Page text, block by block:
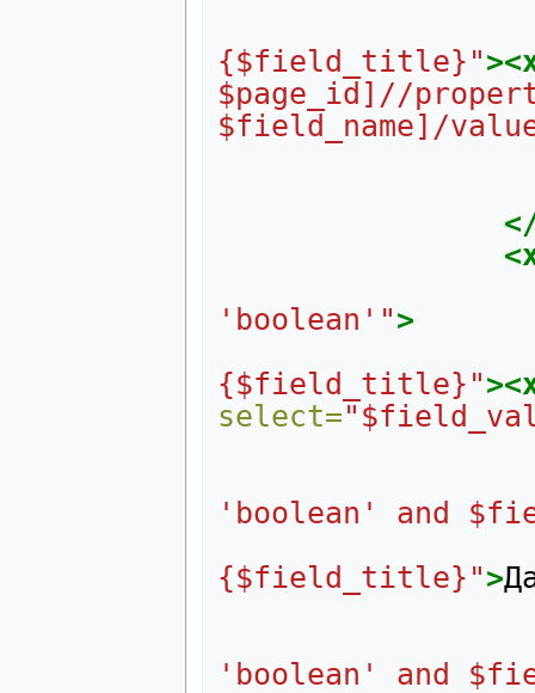
{$field_title}"
$page_id]//
$field_name]/
'boolean'">
{$field_title}"
select=
'boolean' and
{$field_title}">
'boolean' and